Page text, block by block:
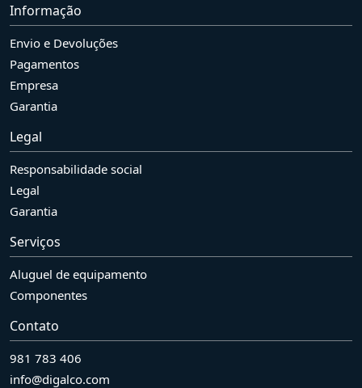
Informação
Envio e Devoluções
Pagamentos
Empresa
Garantia
Legal
Responsabilidade social
Legal
Garantia
Serviços
Aluguel de equipamento
Componentes
Contato
981 783 406
info@digalco.com